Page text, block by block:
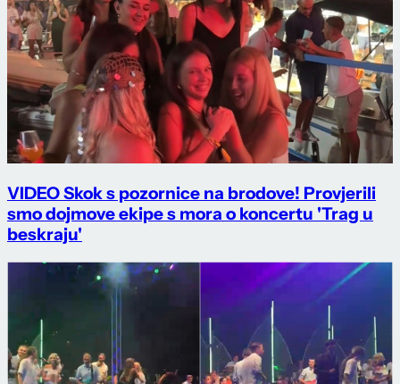
VIDEO Skok s pozornice na brodove! Provjerili
smo dojmove ekipe s mora o koncertu 'Trag u
beskraju'